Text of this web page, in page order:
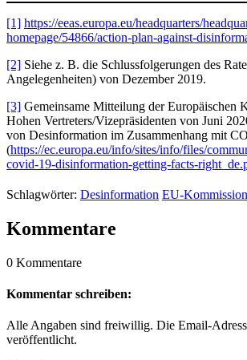
[1] https://eeas.europa.eu/headquarters/
homepage/54866/action-plan-against-
[2] Siehe z. B. die Schlussfolgerungen des
Angelegenheiten) von Dezember 2019.
[3] Gemeinsame Mitteilung der Europäischen
Hohen Vertreters/Vizepräsidenten von Juni
von Desinformation im Zusammenhang mit
(https://ec.europa.eu/info/sites/info/files/
covid-19-disinformation-getting-facts-
Schlagwörter: Desinformation EU-Kommission
Kommentare
0 Kommentare
Kommentar schreiben:
Alle Angaben sind freiwillig. Die Email-
veröffentlicht.